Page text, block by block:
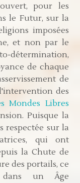
pour les
le Futur, sur la
imposées
et non par le
détermination,
de chaque
de
des
Mondes Libres
Puisque la
respectée sur la
qui ont
la Chute de
des portails, ce
un Âge